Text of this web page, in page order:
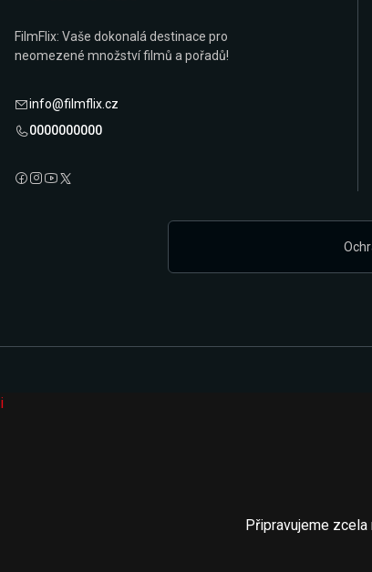
FilmFlix: Vaše dokonalá destinace pro
neomezené množství filmů a pořadů!
info@filmflix.cz
0000000000
i
Připravujeme